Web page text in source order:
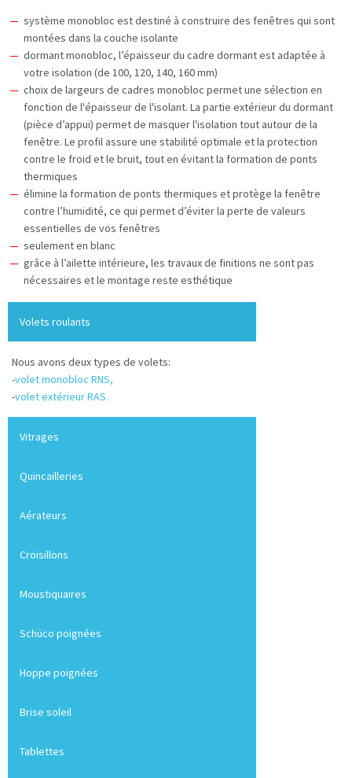
système monobloc est destiné à construire des fenêtres qui sont
montées dans la couche isolante
dormant monobloc, l’épaisseur du cadre dormant est adaptée à
votre isolation (de 100, 120, 140, 160 mm)
choix de largeurs de cadres monobloc permet une sélection en
fonction de l'épaisseur de l'isolant. La partie extérieur du dormant
(pièce d’appui) permet de masquer l'isolation tout autour de la
fenêtre. Le profil assure une stabilité optimale et la protection
contre le froid et le bruit, tout en évitant la formation de ponts
thermiques
élimine la formation de ponts thermiques et protège la fenêtre
contre l’humidité, ce qui permet d’éviter la perte de valeurs
essentielles de vos fenêtres
seulement en blanc
grâce à l’ailette intérieure, les travaux de finitions ne sont pas
nécessaires et le montage reste esthétique
Volets roulants
Nous avons deux types de volets:
-volet monobloc RNS,
-volet extérieur RAS.
Vitrages
Quincailleries
Aérateurs
Croisillons
Moustiquaires
Schüco poignées
Hoppe poignées
Brise soleil
Tablettes